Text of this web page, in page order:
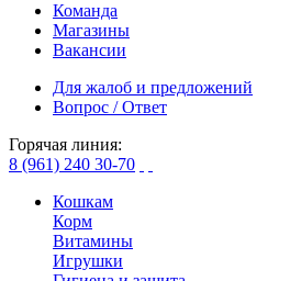
Команда
Магазины
Вакансии
Для жалоб и предложений
Вопрос / Ответ
Горячая линия:
8 (961) 240 30-70
Кошкам
Корм
Витамины
Игрушки